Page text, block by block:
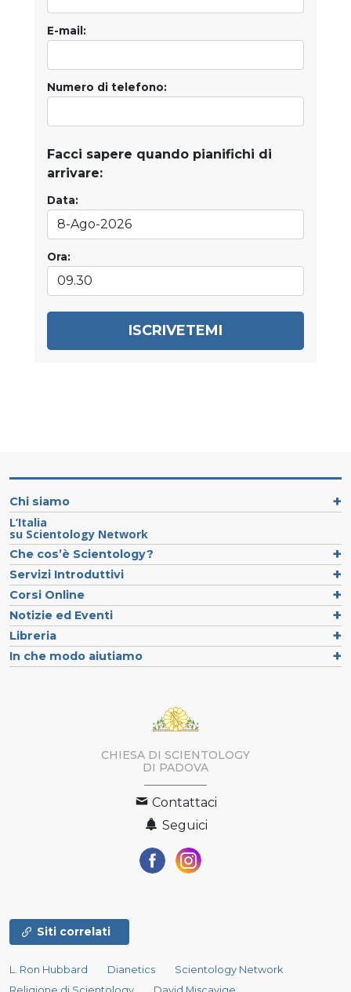
E-mail:
Numero di telefono:
Facci sapere quando pianifichi di
arrivare:
Data:
Ora:
ISCRIVETEMI
Chi siamo
L’Italia
su Scientology Network
Che cos’è Scientology?
Servizi Introduttivi
Corsi Online
Notizie ed Eventi
Libreria
In che modo aiutiamo
CHIESA DI SCIENTOLOGY
DI PADOVA
Contattaci
Seguici
Siti correlati
L. Ron Hubbard Dianetics
Scientology Network